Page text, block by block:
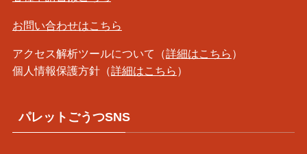
お問い合わせはこちら
アクセス解析ツールについて（詳細はこちら ）
個人情報保護方針（詳細はこちら ）
パレットごうつSNS